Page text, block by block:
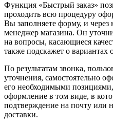
Функция «Быстрый заказ»
проходить всю процедуру
Вы заполняете форму, и через
менеджер магазина. Он
на вопросы, касающиеся
также подскажет о вариантах
По результатам звонка,
уточнения, самостоятельно
его необходимыми
оформление в том виде, в
подтверждение на почту или
доставки.